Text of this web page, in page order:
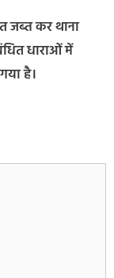
जब्त कर थाना
धाराओं में
है।